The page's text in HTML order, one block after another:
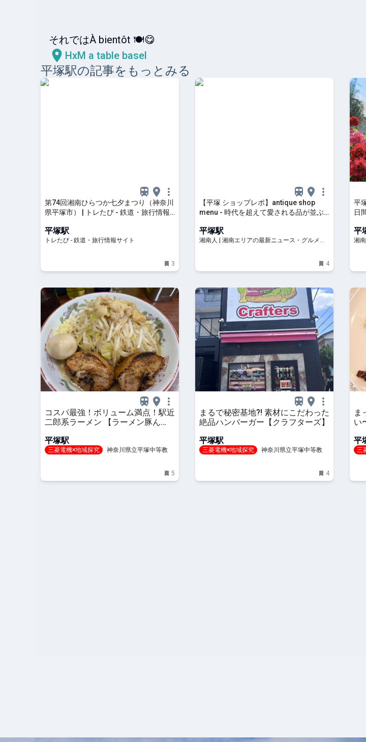
HxM a table basel
平塚駅の記事をもっとみる
第74回湘南ひらつか七夕まつり（神奈川
県平塚市） | トレたび - 鉄道・旅行情報
平塚駅
トレたび - 鉄道・旅行情報サイト
3
【平塚 ショップレポ】antique shop
menu - 時代を超えて愛される品が並ぶ
平塚駅
湘南人 | 湘南エリアの最新ニュース・グルメ・
4
平
日
平
湘
コスパ最強！ボリューム満点！駅近
二郎系ラーメン 【ラーメン豚ん
平塚駅
三菱電機×地域探究
神奈川県立平塚中等教育
5
まるで秘密基地?! 素材にこだわった
絶品ハンバーガー【クラフターズ】
平塚駅
三菱電機×地域探究
神奈川県立平塚中等教育
4
ま
い
平
三